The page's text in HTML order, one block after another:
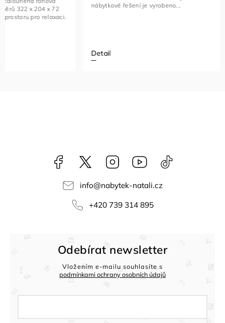
nábytkové řešení je vyrobeno...
Facebook NataliNabytek
Instagram YouTube
info@nabytek-natali.cz
+420 739 314 895
Odebírat newsletter
Vložením e-mailu souhlasíte s
podmínkami ochrany osobních údajů